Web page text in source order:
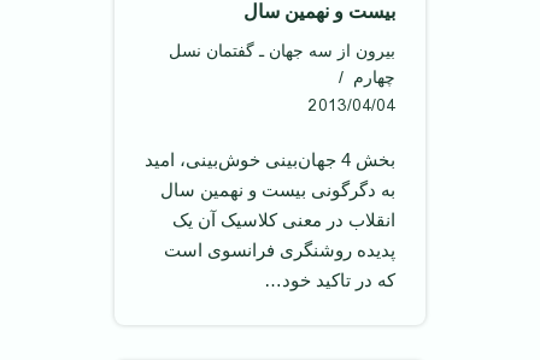
بیست و نهمین سال
بیرون از سه جهان ـ گفتمان نسل
چهارم
2013/04/04
بخش 4 جهان‌بینی خوش‌بینی، امید
به دگرگونی بیست و نهمین سال
انقلاب در معنی کلاسیک آن یک
پدیده روشنگری فرانسوی است
که در تاکید خود…